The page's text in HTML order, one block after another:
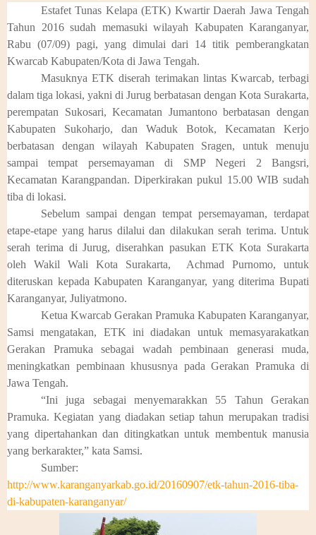
Estafet Tunas Kelapa (ETK) Kwartir Daerah Jawa Tengah
Tahun 2016 sudah memasuki wilayah Kabupaten Karanganyar,
Rabu (07/09) pagi, yang dimulai dari 14 titik pemberangkatan
Kwarcab Kabupaten/Kota di Jawa Tengah.
Masuknya ETK diserah terimakan lintas Kwarcab, terbagi
dalam tiga lokasi, yakni di Jurug berbatasan dengan Kota Surakarta,
perempatan Sukosari, Kecamatan Jumantono berbatasan dengan
Kabupaten Sukoharjo, dan Waduk Botok, Kecamatan Kerjo
berbatasan dengan wilayah Kabupaten Sragen, untuk menuju
sampai tempat persemayaman di SMP Negeri 2 Bangsri,
Kecamatan Karangpandan. Diperkirakan pukul 15.00 WIB sudah
tiba di lokasi.
Sebelum sampai dengan tempat persemayaman, terdapat
etape-etape yang harus dilalui dan dilakukan serah terima. Untuk
serah terima di Jurug, diserahkan pasukan ETK Kota Surakarta
oleh Wakil Wali Kota Surakarta, Achmad Purnomo, untuk
diteruskan kepada Kabupaten Karanganyar, yang diterima Bupati
Karanganyar, Juliyatmono.
Ketua Kwarcab Gerakan Pramuka Kabupaten Karanganyar,
Samsi mengatakan, ETK ini diadakan untuk memasyarakatkan
Gerakan Pramuka sebagai wadah pembinaan generasi muda,
meningkatkan pembinaan khususnya pada Gerakan Pramuka di
Jawa Tengah.
“Ini juga sebagai menyemarakkan 55 Tahun Gerakan
Pramuka. Kegiatan yang diadakan setiap tahun merupakan tradisi
yang dipertahankan dan ditingkatkan untuk membentuk manusia
yang berkarakter,” kata Samsi.
Sumber:
http://www.karanganyarkab.go.id/20160907/etk-tahun-2016-tiba-
di-kabupaten-karanganyar/